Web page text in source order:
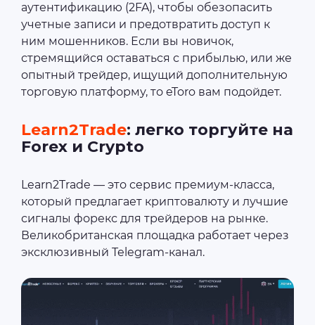
аутентификацию (2FA), чтобы обезопасить
учетные записи и предотвратить доступ к
ним мошенников. Если вы новичок,
стремящийся оставаться с прибылью, или же
опытный трейдер, ищущий дополнительную
торговую платформу, то eToro вам подойдет.
Learn2Trade: легко торгуйте на
Forex и Crypto
Learn2Trade — это сервис премиум-класса,
который предлагает криптовалюту и лучшие
сигналы форекс для трейдеров на рынке.
Великобританская площадка работает через
эксклюзивный Telegram-канал.